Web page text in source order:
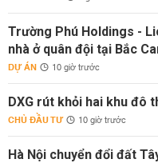
Trường Phú Holdings -
nhà ở quân đội tại Bắc
DỰ ÁN 10 giờ trước
DXG rút khỏi hai khu đô
CHỦ ĐẦU TƯ 10 giờ trước
Hà Nội chuyển đổi đất